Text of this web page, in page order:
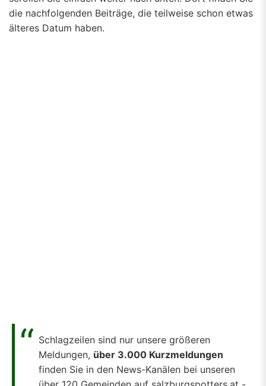
die nachfolgenden Beiträge, die teilweise schon etwas
älteres Datum haben.
Schlagzeilen sind nur unsere größeren
Meldungen, über 3.000 Kurzmeldungen
finden Sie in den News-Kanälen bei unseren